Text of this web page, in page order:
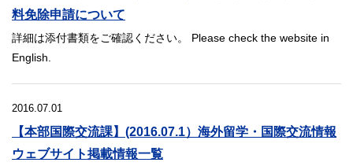
料免除申請について
詳細は添付書類をご確認ください。 Please check the website in
English.
2016.07.01
【本部国際交流課】(2016.07.1）海外留学・国際交流情報
ウェブサイト掲載情報一覧